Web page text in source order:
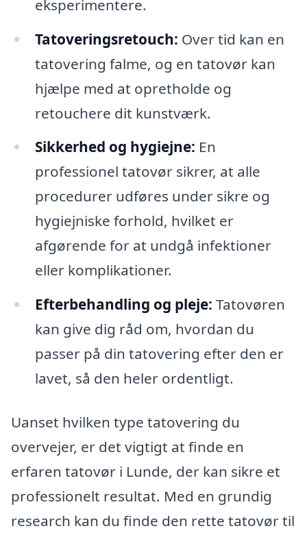
eksperimentere.
Tatoveringsretouch: Over tid kan en
tatovering falme, og en tatovør kan
hjælpe med at opretholde og
retouchere dit kunstværk.
Sikkerhed og hygiejne: En
professionel tatovør sikrer, at alle
procedurer udføres under sikre og
hygiejniske forhold, hvilket er
afgørende for at undgå infektioner
eller komplikationer.
Efterbehandling og pleje: Tatovøren
kan give dig råd om, hvordan du
passer på din tatovering efter den er
lavet, så den heler ordentligt.
Uanset hvilken type tatovering du
overvejer, er det vigtigt at finde en
erfaren tatovør i Lunde, der kan sikre et
professionelt resultat. Med en grundig
research kan du finde den rette tatovør til